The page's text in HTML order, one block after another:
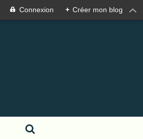
Connexion + Créer mon blog